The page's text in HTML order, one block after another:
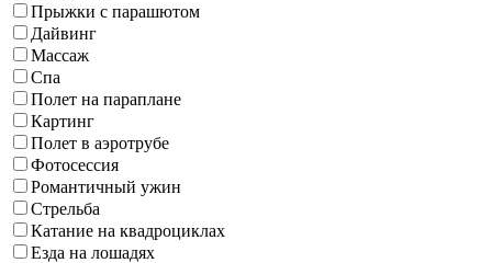
Прыжки с парашютом
Дайвинг
Массаж
Спа
Полет на параплане
Картинг
Полет в аэротрубе
Фотосессия
Романтичный ужин
Стрельба
Катание на квадроциклах
Езда на лошадях